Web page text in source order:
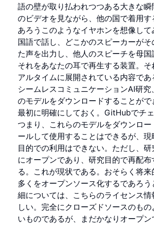
語の壁が取り払われつつある大きな瞬
のビデオを見ながら、他の国で着用
あろうこのようなイヤホンを想像し
国語で話し、どこかのスピーカーがそ
た声を出力し、他人のスピーチを母国
それをあなたの耳で再生する装置。そ
アルタイムに展開されている内容であ
シームレスコミュニケーションAI研究
のモデルをダウンロードすることが
最初に明確にしておく。GitHubでチェ
つまり、これらのモデルをダウンロー
ールして使用することはできるが、
目的での利用はできない。ただし、
にオープンであり、研究目的で再配布
る。これが現状である。おそらく将
多くをオープンソース化するであろ
細については、こちらのライセンス
しい。完全にクローズドソースのもの
いものであるが、まだかなりオープ